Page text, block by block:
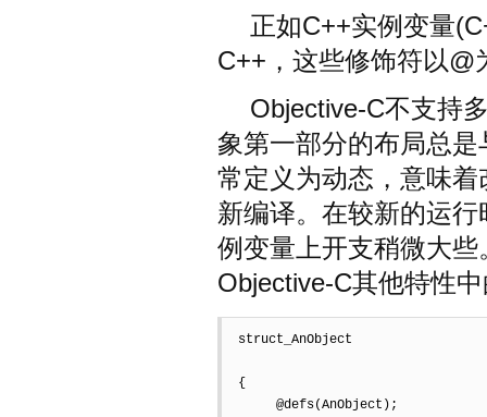
正如C++实例变量
C++，这些修饰符以
Objective-C不支持
象第一部分的布局总
常定义为动态，意味
新编译。在较新的运
例变量上开支稍微大
Objective-C其他特性
struct_AnObject
{
     @defs(AnObject);